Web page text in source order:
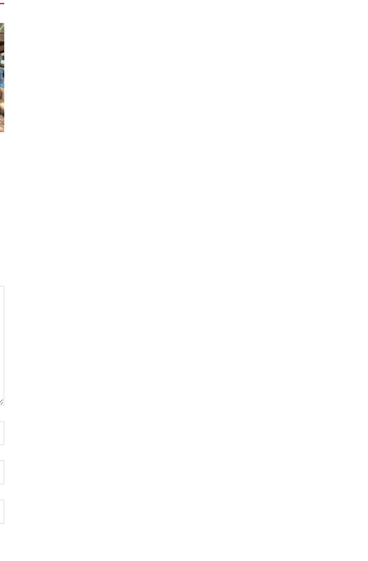
:*
:*
: